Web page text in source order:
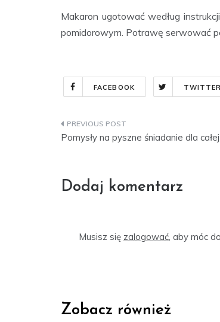
Makaron ugotować według
pomidorowym. Potrawę serwować
FACEBOOK TWITTER
Nawigacja
Pomysły na pyszne śniadanie dla
Dodaj komentarz
Musisz się zalogować, aby móc
Zobacz również